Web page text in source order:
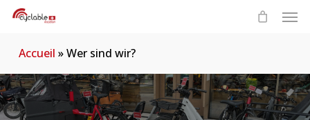
Skip
Accueil »Wer sind wir?